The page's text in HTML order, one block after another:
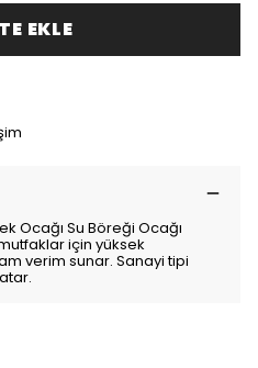
EKLE
Ocağı Su Böreği Ocağı
için yüksek
verim sunar. Sanayi tipi